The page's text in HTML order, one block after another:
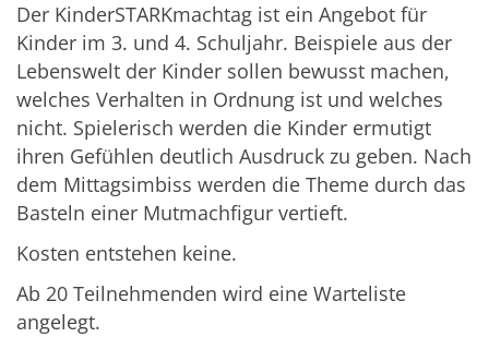
Der KinderSTARKmachtag ist ein Angebot für
Kinder im 3. und 4. Schuljahr. Beispiele aus der
Lebenswelt der Kinder sollen bewusst machen,
welches Verhalten in Ordnung ist und welches
nicht. Spielerisch werden die Kinder ermutigt
ihren Gefühlen deutlich Ausdruck zu geben. Nach
dem Mittagsimbiss werden die Theme durch das
Basteln einer Mutmachfigur vertieft.
Kosten entstehen keine.
Ab 20 Teilnehmenden wird eine Warteliste
angelegt.